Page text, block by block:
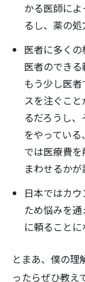
かる医師に
るし、薬の処
医者に多く
医者のでき
もう少し医
スを注ぐこ
るだろうし
をやってい
では医療費
まわせるかが
日本ではカ
ため悩みを
に頼ることに
とまあ、僕の理
ったらぜひ教え